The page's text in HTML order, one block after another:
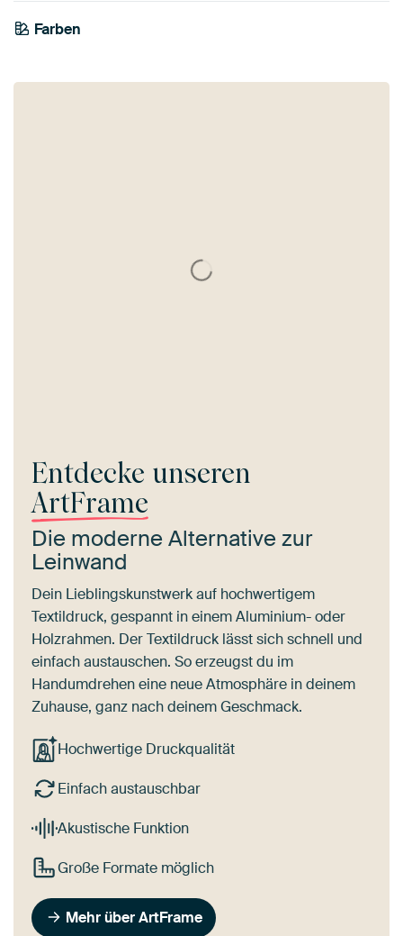
Farben
Blau
Beige
Violett
Entdecke unseren
ArtFrame
Die moderne Alternative zur
Leinwand
Dein Lieblingskunstwerk auf hochwertigem
Textildruck, gespannt in einem Aluminium- oder
Holzrahmen. Der Textildruck lässt sich schnell und
einfach austauschen. So erzeugst du im
Handumdrehen eine neue Atmosphäre in deinem
Zuhause, ganz nach deinem Geschmack.
Hochwertige Druckqualität
Einfach austauschbar
Akustische Funktion
Große Formate möglich
Mehr über ArtFrame